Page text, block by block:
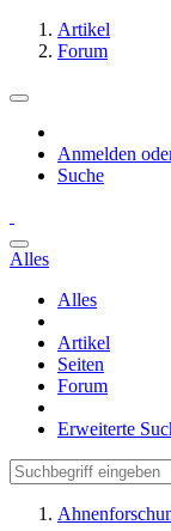
Artikel
Forum
Anmelden
Suche
Alles
Alles
Artikel
Seiten
Forum
Erweiterte